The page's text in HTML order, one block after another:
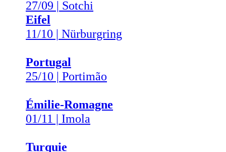
27/09 | Sotchi
Eifel
11/10 | Nürburgring
Portugal
25/10 | Portimão
Émilie-Romagne
01/11 | Imola
Turquie